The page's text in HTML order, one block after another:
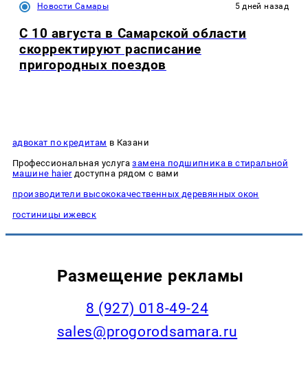
Новости Самары 5 дней назад
С 10 августа в Самарской области
скорректируют расписание
пригородных поездов
адвокат по кредитам в Казани
Профессиональная услугазамена подшипника в стиральной
машине haierдоступна рядом с вами
производители высококачественных деревянных окон
гостиницы ижевск
Размещение рекламы
8 (927) 018-49-24
sales@progorodsamara.ru